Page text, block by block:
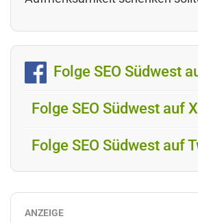
Folge SEO Südwest
Folge SEO Südwest auf
Folge SEO Südwest auf
ANZEIGE